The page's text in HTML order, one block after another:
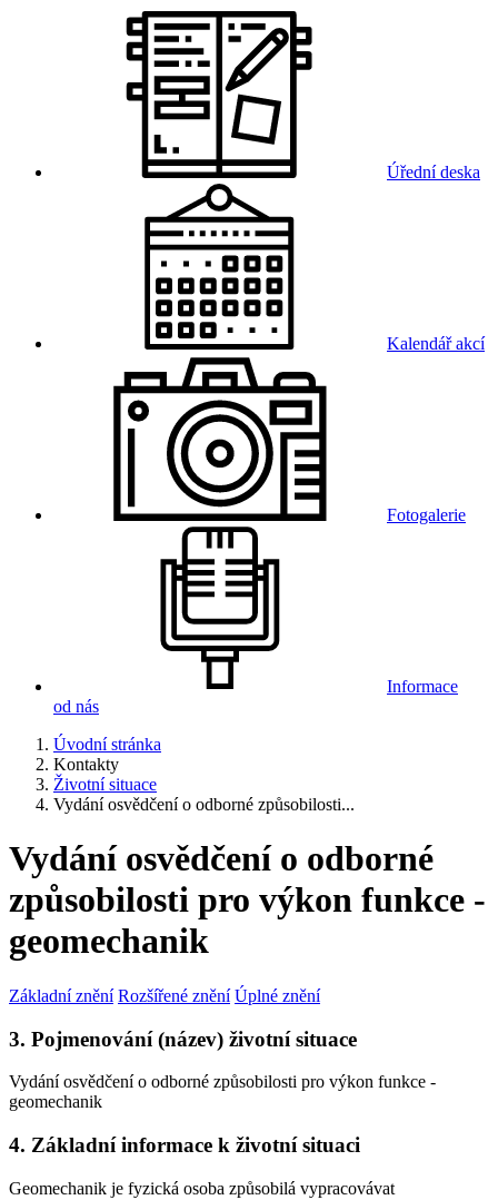
Úřední deska
Kalendář akcí
Fotogalerie
Informace
od nás
Úvodní stránka
Kontakty
Životní situace
Vydání osvědčení o odborné způsobilosti...
Vydání osvědčení o odborné
způsobilosti pro výkon funkce -
geomechanik
Základní znění Rozšířené znění Úplné znění
3. Pojmenování (název) životní situace
Vydání osvědčení o odborné způsobilosti pro výkon funkce -
geomechanik
4. Základní informace k životní situaci
Geomechanik je fyzická osoba způsobilá vypracovávat